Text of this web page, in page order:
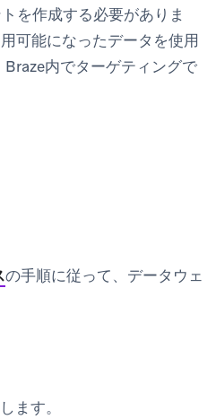
を作成する必要がありま
可能になったデータを使用
内でターゲティングで
の手順に従って、データウェ
ます。